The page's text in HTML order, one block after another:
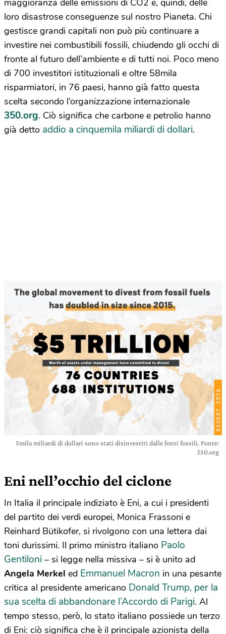
maggioranza delle emissioni di CO2 e, quindi, delle
loro disastrose conseguenze sul nostro Pianeta. Chi
gestisce grandi capitali non può più continuare a
investire nei combustibili fossili, chiudendo gli occhi di
fronte al futuro dell’ambiente e di tutti noi. Poco meno
di 700 investitori istituzionali e oltre 58mila
risparmiatori, in 76 paesi, hanno già fatto questa
scelta secondo l’organizzazione internazionale
350.org. Ciò significa che carbone e petrolio hanno
già detto addio a cinquemila miliardi di dollari.
5mila miliardi di dollari sono stati disinvestiti dalle fonti fossili. Fonte:
350.org
Eni nell’occhio del ciclone
In Italia il principale indiziato è Eni, a cui i presidenti
del partito dei verdi europei, Monica Frassoni e
Reinhard Bütikofer, si rivolgono con una lettera dai
toni durissimi. Il primo ministro italiano Paolo
Gentiloni – si legge nella missiva – si è unito ad
Angela Merkel ed Emmanuel Macron in una pesante
critica al presidente americano Donald Trump, per la
sua scelta di abbandonare l’Accordo di Parigi. Al
tempo stesso, però, lo stato italiano possiede un terzo
di Eni: ciò significa che è il principale azionista della